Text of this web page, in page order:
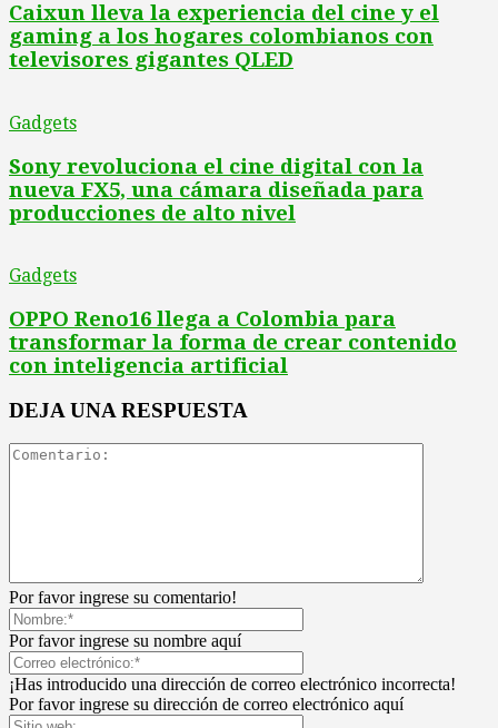
Caixun lleva la experiencia del cine y el
gaming a los hogares colombianos con
televisores gigantes QLED
Gadgets
Sony revoluciona el cine digital con la
nueva FX5, una cámara diseñada para
producciones de alto nivel
Gadgets
OPPO Reno16 llega a Colombia para
transformar la forma de crear contenido
con inteligencia artificial
DEJA UNA RESPUESTA
Por favor ingrese su comentario!
Por favor ingrese su nombre aquí
¡Has introducido una dirección de correo electrónico incorrecta!
Por favor ingrese su dirección de correo electrónico aquí